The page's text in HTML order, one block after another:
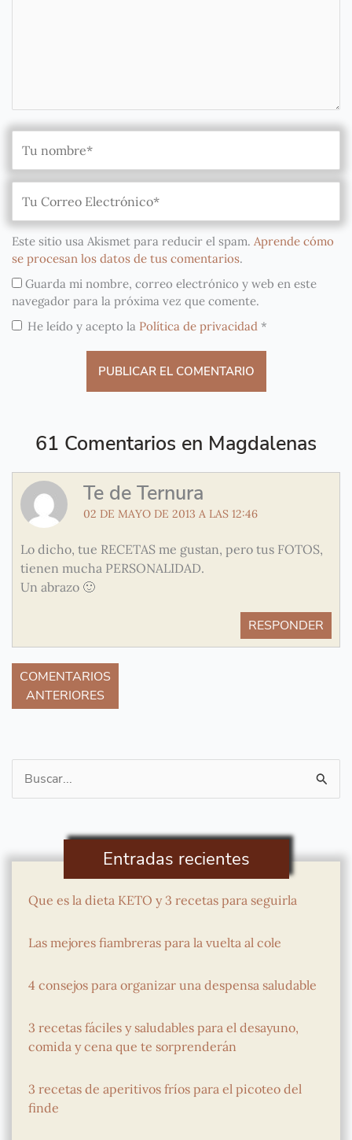
Este sitio usa Akismet para reducir el spam. Aprende cómo
se procesan los datos de tus comentarios.
Guarda mi nombre, correo electrónico y web en este
navegador para la próxima vez que comente.
He leído y acepto la Política de privacidad *
61 Comentarios en Magdalenas
Te de Ternura
02 DE MAYO DE 2013 A LAS 12:46
Lo dicho, tue RECETAS me gustan, pero tus FOTOS,
tienen mucha PERSONALIDAD.
Un abrazo 🙂
RESPONDER
COMENTARIOS
ANTERIORES
Buscar
por:
Entradas recientes
Que es la dieta KETO y 3 recetas para seguirla
Las mejores fiambreras para la vuelta al cole
4 consejos para organizar una despensa saludable
3 recetas fáciles y saludables para el desayuno,
comida y cena que te sorprenderán
3 recetas de aperitivos fríos para el picoteo del
finde